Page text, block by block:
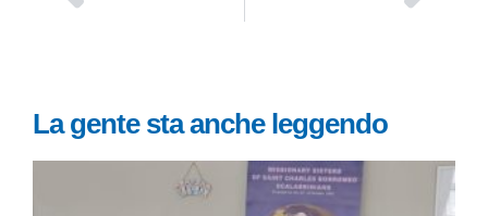
La gente sta anche leggendo